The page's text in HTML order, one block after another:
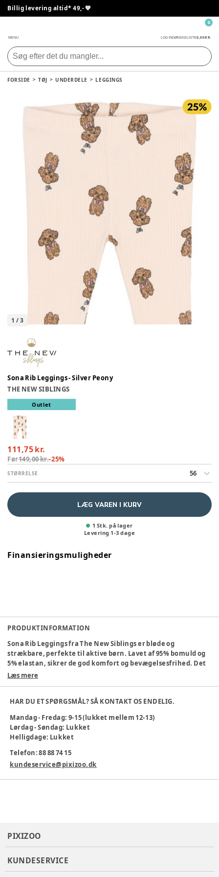
Billig levering altid* 49,- 💙
MENU LOG INDØNSKELISTE0,00 KR.
0
FORSIDE TØJ UNDERDELE LEGGINGS
1 /3
Sona Rib Leggings - Silver Peony
THE NEW SIBLINGS
Outlet
111,75 kr.
Før149,00 kr.-25%
STØRRELSE 56
LÆG VAREN I KURV
1 Stk. på lager
Levering 1-3 dage
Finansieringsmuligheder
PRODUKTINFORMATION
Sona Rib Leggings fra The New Siblings er bløde og
strækbare, perfekte til aktive børn. Lavet af 95% bomuld og
5% elastan, sikrer de god komfort og bevægelsesfrihed. Det
søde all-over print gør dem ekstra sjove at have på.
Materiale: 95% bomuld, 5% elastan
Blødt ribbet materiale
Sødt print
Vaskeanvisning: vaskes ved 30 °C
Farve:
Beige
Materiale:95% Cotton, 5% Elastane
Produktionsland:Indien
Læs mere
HAR DU ET SPØRGSMÅL? SÅ KONTAKT OS ENDELIG.
Mandag - Fredag: 9-15 (lukket mellem 12-13)
Lørdag - Søndag: Lukket
Helligdage: Lukket
Telefon: 88 88 74 15
kundeservice@pixizoo.dk
PIXIZOO
KUNDESERVICE